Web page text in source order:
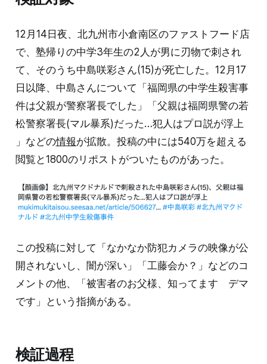
12月14日夜、北九州市小倉南区のファストフード店
で、塾帰りの中学3年生の2人が男に刃物で刺され
て、そのうち中島咲彩さん(15)が死亡した。12月17
日以降、中島さんについて「福岡県の中学生殺害事
件は父親が警察署長でした」「父親は福岡県警の若
松警察署長(マル暴系)だった…犯人はプロ説が浮上
」などの情報が拡散。投稿の中には540万を超える
閲覧と1800のリポストがついたものがあった。
この投稿に対して「なかなか防犯カメラの映像が公
開されないし、闇が深い」「工藤会か？」などのコ
メントの他、「被害者のお父様、知ってます デマ
です」という指摘がある。
検証過程